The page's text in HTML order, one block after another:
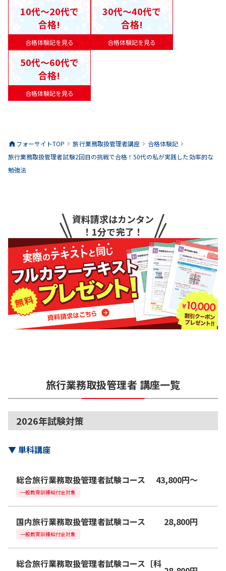
合格体験記を見る
10代〜20代で
合格!
合格体験記を見る
30代〜40代で
合格!
合格体験記を見る
50代〜60代で
合格!
フォーサイトTOP 旅行業務取扱管理者講座
合格体験記
旅行業務取扱管理者試験2回目の挑戦で合格！50代の私が実践した効率的な
勉強法
資料請求はカンタン
！1分で完了！
旅行業務取扱管理者 講座一覧
2026年試験対策
▼単科講座
総合旅行業務取扱管理者試験コース 43,800円〜
一般教育訓練給付金対象
国内旅行業務取扱管理者試験コース 28,800円
一般教育訓練給付金対象
総合旅行業務取扱管理者試験コース［科